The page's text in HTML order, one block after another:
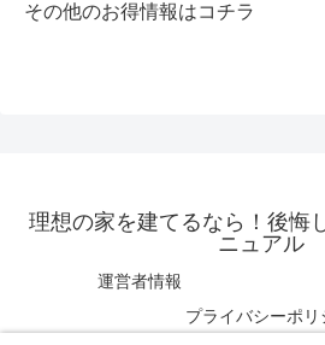
その他のお得情報はコチラ
理想の家を建てるなら！後悔
ニュアル
運営者情報
プライバシーポリ